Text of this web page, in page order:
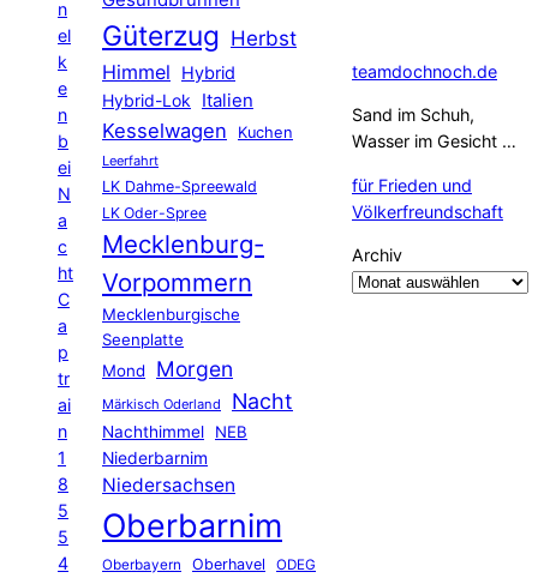
n
el
k
e
n
b
ei
N
a
c
ht
C
a
p
tr
ai
n
1
8
5
5
4
Güterzug Herbst
Himmel
Hybrid
Hybrid-Lok Italien
Kesselwagen Kuchen
Leerfahrt
LK Dahme-Spreewald
LK Oder-Spree
Mecklenburg-
Vorpommern
Mecklenburgische
Seenplatte
Mond
Morgen
Märkisch Oderland Nacht
Nachthimmel
NEB
Niederbarnim
Niedersachsen
Oberbarnim
Oberbayern Oberhavel ODEG
teamdochnoch.de
Sand im Schuh,
Wasser im Gesicht …
für Frieden und
Völkerfreundschaft
Archiv